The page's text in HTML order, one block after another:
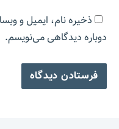
ذخیره نام، ایمیل و
دوباره دیدگاهی می‌نویسم.